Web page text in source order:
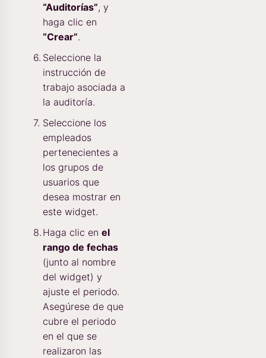
“Auditorías”, y
haga clic en
“Crear”.
Seleccione la
instrucción de
trabajo asociada a
la auditoría.
Seleccione los
empleados
pertenecientes a
los grupos de
usuarios que
desea mostrar en
este widget.
Haga clic en el
rango de fechas
(junto al nombre
del widget) y
ajuste el periodo.
Asegúrese de que
cubre el periodo
en el que se
realizaron las